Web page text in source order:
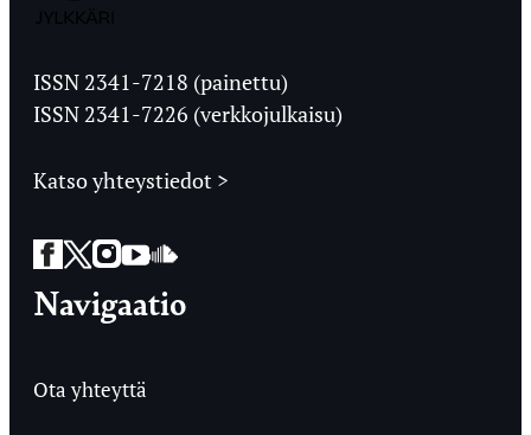
Ylioppilaslehti
ISSN 2341-7218 (painettu)
ISSN 2341-7226 (verkkojulkaisu)
Katso yhteystiedot >
Facebook
Twitter
Instagram
YouTube
SoundCloud
Navigaatio
Ota yhteyttä